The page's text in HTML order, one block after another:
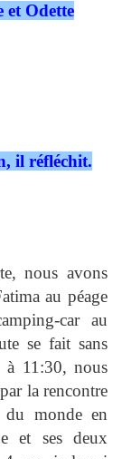
et Odette
il réfléchit.
nous avons
au péage
car au
se fait sans
11:30, nous
la rencontre
monde en
et ses deux